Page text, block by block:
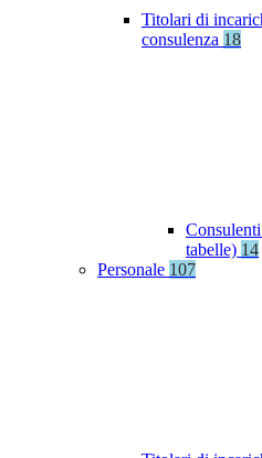
Titolari di
consulenza 18
tabelle) 14
Personale 107